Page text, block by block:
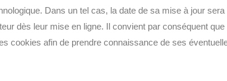
Dans un tel cas, la date de sa mise à jour
dès leur mise en ligne. Il convient par conséquent que
cookies afin de prendre connaissance de ses